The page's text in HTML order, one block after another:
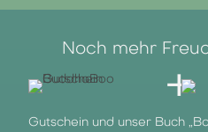
Noch mehr
+
Gutschein und unser Buch